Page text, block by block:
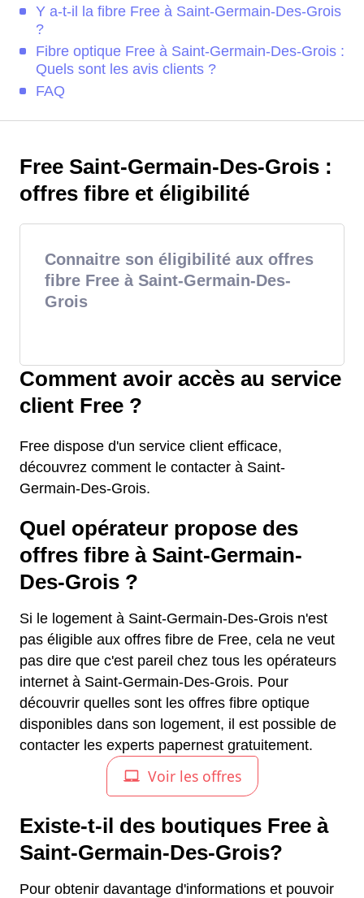
Y a-t-il la fibre Free à Saint-Germain-Des-Grois
?
Fibre optique Free à Saint-Germain-Des-Grois :
Quels sont les avis clients ?
FAQ
Free Saint-Germain-Des-Grois :
offres fibre et éligibilité
Connaitre son éligibilité aux offres
fibre Free à Saint-Germain-Des-
Grois
Comment avoir accès au service
client Free ?
Free dispose d'un service client efficace,
découvrez comment le contacter à Saint-
Germain-Des-Grois.
Quel opérateur propose des
offres fibre à Saint-Germain-
Des-Grois ?
Si le logement à Saint-Germain-Des-Grois n'est
pas éligible aux offres fibre de Free, cela ne veut
pas dire que c'est pareil chez tous les opérateurs
internet à Saint-Germain-Des-Grois. Pour
découvrir quelles sont les offres fibre optique
disponibles dans son logement, il est possible de
contacter les experts papernest gratuitement.
Existe-t-il des boutiques Free à
Saint-Germain-Des-Grois?
Pour obtenir davantage d'informations et pouvoir